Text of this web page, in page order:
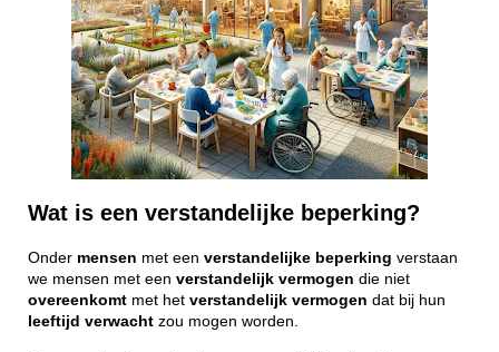
Wat is een verstandelijke beperking?
Onder mensen met een verstandelijke beperking verstaan
we mensen met een verstandelijk vermogen die niet
overeenkomt met het verstandelijk vermogen dat bij hun
leeftijd verwacht zou mogen worden.